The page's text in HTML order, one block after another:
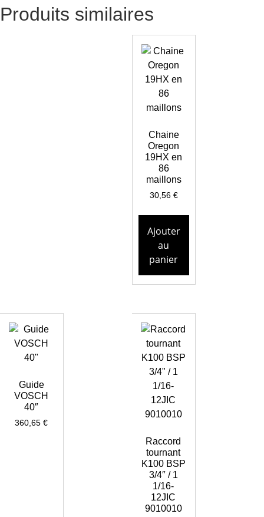
Produits similaires
Chaine
Oregon
19HX en
86
maillons
30,56 €
Ajouter
au
panier
Guide
VOSCH
40″
360,65€
Raccord
tournant
K100 BSP
3/4″ / 1
1/16-
12JIC
9010010